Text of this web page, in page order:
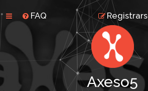
FAQ
Axeso5